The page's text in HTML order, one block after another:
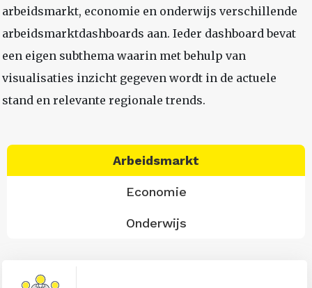
arbeidsmarkt, economie en onderwijs verschillende
arbeidsmarktdashboards aan. Ieder dashboard bevat
een eigen subthema waarin met behulp van
visualisaties inzicht gegeven wordt in de actuele
stand en relevante regionale trends.
Arbeidsmarkt
Economie
Onderwijs